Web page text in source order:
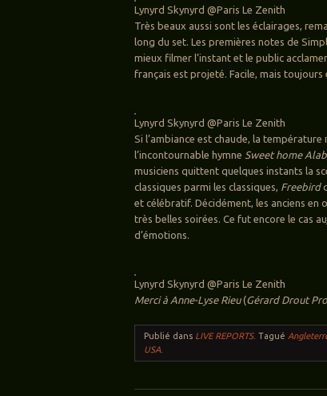
Lynyrd Skynyrd @Paris Le Zenith
Très beaux aussi sont les éclairages,
long du set. Les premières notes de
mieux filmer l’instant et le public
français est projeté. Facile, mais
Lynyrd Skynyrd @Paris Le Zenith
Si l’ambiance est chaude, la
l’incontournable hymne Sweet home
musiciens quittent quelques instants la
classiques parmi les classiques, Freebird
et célébratif. Décidément, les anciens
très belles soirées. Ce fut encore le cas
d’émotions.
Lynyrd Skynyrd @Paris Le Zenith
Merci à Anne-Lyse Rieu(Gérard Drout
Publié dans LIVE REPORTS.Tagué
USA